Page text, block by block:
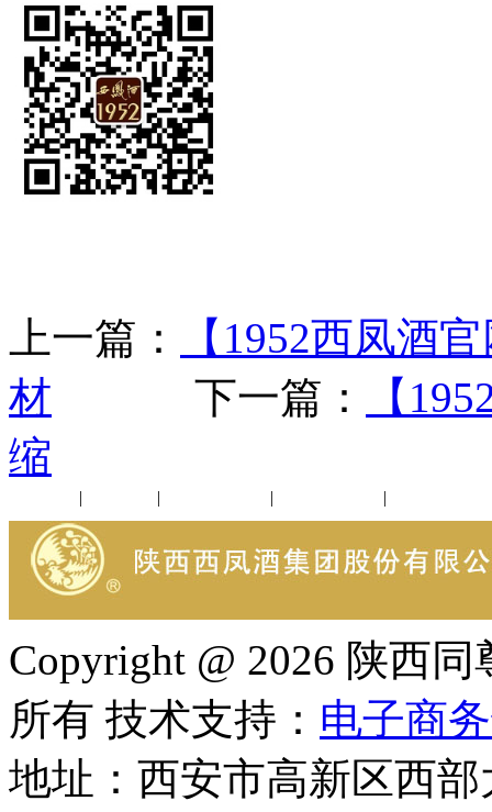
上一篇：
【1952西凤酒
材 下一篇：
【
缩
| | | |
Copyright @ 2026 陕西
所有 技术支持： 电子商
地址：西安市高新区西